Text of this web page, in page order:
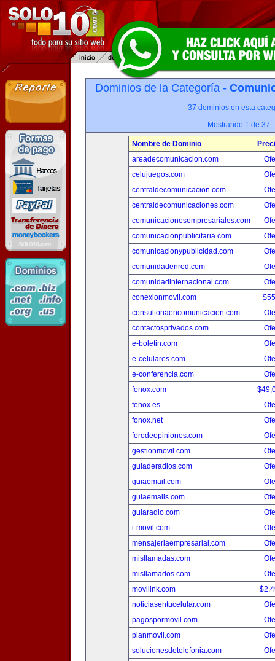
Dominios de la Categoría -
37 dominios en esta
Mostrando 1 de 37
Nombre de Dominio
areadecomunicacion.com
celujuegos.com
centraldecomunicacion.com
centraldecomunicaciones.com
comunicacionesempresariales.com
comunicacionpublicitaria.com
comunicacionypublicidad.com
comunidadenred.com
comunidadinternacional.com
conexionmovil.com
consultoriaencomunicacion.com
contactosprivados.com
e-boletin.com
e-celulares.com
e-conferencia.com
fonox.com
fonox.es
fonox.net
forodeopiniones.com
gestionmovil.com
guiaderadios.com
guiaemail.com
guiaemails.com
guiaradio.com
i-movil.com
mensajeriaempresarial.com
misllamadas.com
misllamados.com
movilink.com
noticiasentucelular.com
pagospormovil.com
planmovil.com
solucionesdetelefonia.com